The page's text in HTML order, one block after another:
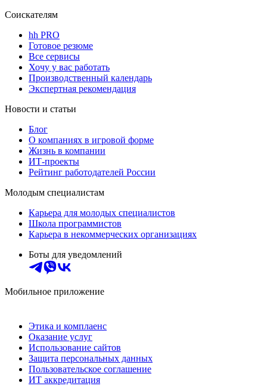
Соискателям
hh PRO
Готовое резюме
Все сервисы
Хочу у вас работать
Производственный календарь
Экспертная рекомендация
Новости и статьи
Блог
О компаниях в игровой форме
Жизнь в компании
ИТ-проекты
Рейтинг работодателей России
Молодым специалистам
Карьера для молодых специалистов
Школа программистов
Карьера в некоммерческих организациях
Боты для уведомлений
Мобильное приложение
Этика и комплаенс
Оказание услуг
Использование сайтов
Защита персональных данных
Пользовательское соглашение
ИТ аккредитация